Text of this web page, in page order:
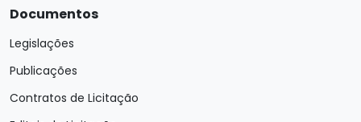
Documentos
Legislações
Publicações
Contratos de Licitação